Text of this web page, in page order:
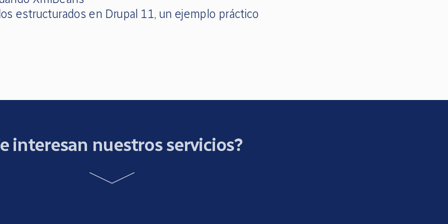
estructurados en Drupal 11, un ejemplo práctico
interesan nuestros servicios?